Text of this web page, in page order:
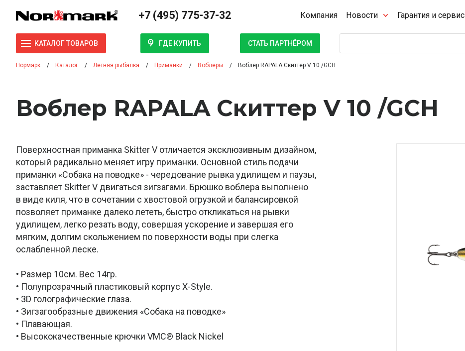
+7 (495) 775-37-32 Компания Новости Гарантия и сервис
КАТАЛОГ ТОВАРОВ ГДЕ КУПИТЬ СТАТЬ ПАРТНЁРОМ
Нормарк Каталог Летняя рыбалка Приманки Воблеры Воблер RAPALA Скиттер V 10 /GCH
Воблер RAPALA Скиттер V 10 /GCH
Поверхностная приманка Skitter V отличается эксклюзивным дизайном,
который радикально меняет игру приманки. Основной стиль подачи
приманки «Собака на поводке» - чередование рывка удилищем и паузы,
заставляет Skitter V двигаться зигзагами. Брюшко воблера выполнено
в виде киля, что в сочетании с хвостовой огрузкой и балансировкой
позволяет приманке далеко лететь, быстро откликаться на рывки
удилищем, легко резать воду, совершая ускорение и завершая его
мягким, долгим скольжением по поверхности воды при слегка
ослабленной леске.
• Размер 10см. Вес 14гр.
• Полупрозрачный пластиковый корпус X-Style.
• 3D голографические глаза.
• Зигзагообразные движения «Собака на поводке»
• Плавающая.
• Высококачественные крючки VMC® Black Nickel